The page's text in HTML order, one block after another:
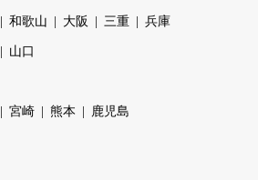
和歌山 大阪 三重 兵庫
山口
宮崎 熊本 鹿児島